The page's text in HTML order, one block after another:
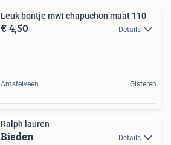
Leuk bontje mwt chapuchon maat 110
€ 4,50 Details
Amstelveen Gisteren
Ralph lauren
Bieden Details